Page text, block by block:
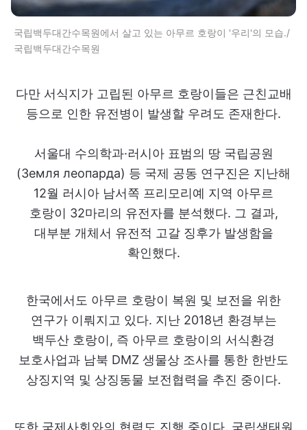
국립백두대간수목원에서 살고 있는 아무르 호랑이 '우리'의 모습./
국립백두대간수목원
다만 서식지가 고립된 아무르 호랑이들은 근친교배
등으로 인한 유전병이 발생할 우려도 존재한다.
서울대 수의학과·러시아 표범의 땅 국립공원
(Земля леопарда) 등 국제 공동 연구진은 지난해
12월 러시아 남서쪽 프리모리예 지역 아무르
호랑이 32마리의 유전자를 분석했다. 그 결과,
대부분 개체서 유전적 고갈 징후가 발생함을
확인했다.
한국에서도 아무르 호랑이 복원 및 보전을 위한
연구가 이뤄지고 있다. 지난 2018년 환경부는
백두산 호랑이, 즉 아무르 호랑이의 서식환경
보호사업과 남북 DMZ 생물상 조사를 통한 한반도
상징지역 및 상징동물 보전협력을 추진 중이다.
또한 국제사회와의 협력도 진행 중이다. 국립생태원